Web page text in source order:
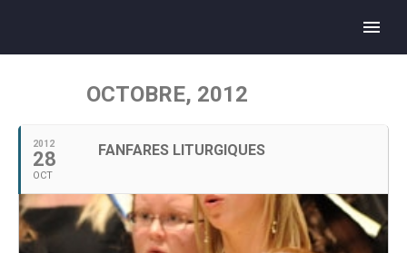
OCTOBRE, 2012
2012
28
OCT
FANFARES LITURGIQUES